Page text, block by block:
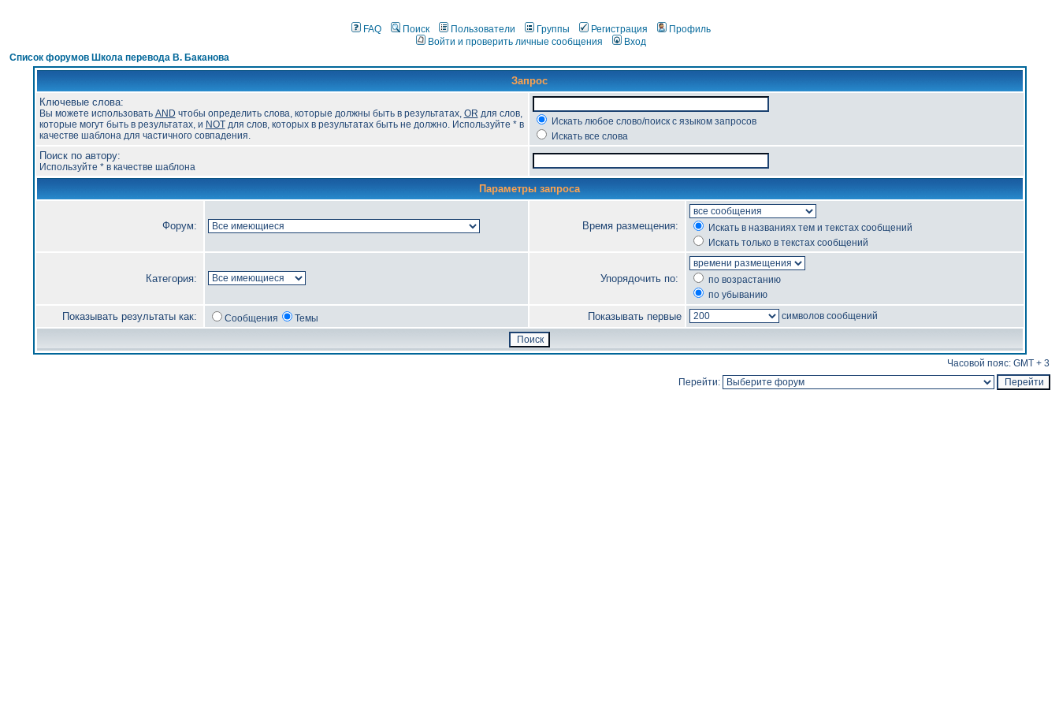
FAQ Поиск Пользователи Группы Регистрация
Профиль
Войти и проверить личные сообщения
Вход
Список форумов Школа перевода В. Баканова
Запрос
Ключевые слова:
Вы можете использовать AND чтобы определить слова, которые должны быть в результатах, OR для слов,
которые могут быть в результатах, и NOTдля слов, которых в результатах быть не должно. Используйте * в
качестве шаблона для частичного совпадения.
Искать любое слово/поиск с языком запросов
Искать все слова
Поиск по автору:
Используйте * в качестве шаблона
Параметры запроса
Форум: Время размещения:
Искать в названиях тем и текстах сообщений
Искать только в текстах сообщений
Категория: Упорядочить по:
по возрастанию
по убыванию
Показывать результаты как: Сообщения Темы Показывать первые символов сообщений
Часовой пояс: GMT + 3
Перейти: